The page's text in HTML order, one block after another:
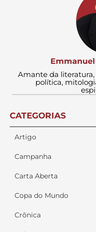
Amante da literatura,
política,
CATEGORIAS
Artigo
Campanha
Carta Aberta
Copa do Mundo
Crônica